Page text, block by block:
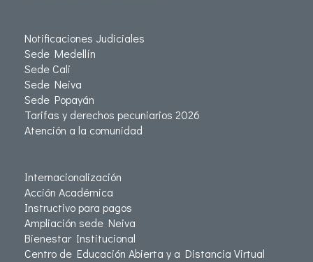
Notificaciones Judiciales
Sede Medellín
Sede Cali
Sede Neiva
Sede Popayán
Tarifas y derechos pecuniarios 2026
Atención a la comunidad
Internacionalización
Acción Académica
Instructivo para pagos
Ampliación sede Neiva
Bienestar Institucional
Centro de Educación Abierta y a Distancia Virtual